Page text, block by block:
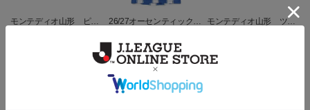
モンテディオ山形 ピカ
26/27オーセンティックユ
モンテディオ山形 ツン